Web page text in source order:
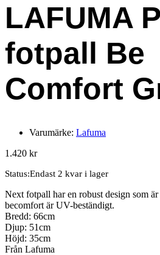
LAFUMA
fotpall Be
Comfort
Varumärke: Lafuma
1.420 kr
Status:Endast 2 kvar i lager
Next fotpall har en robust design som
becomfort är UV-beständigt.
Bredd: 66cm
Djup: 51cm
Höjd: 35cm
Från Lafuma